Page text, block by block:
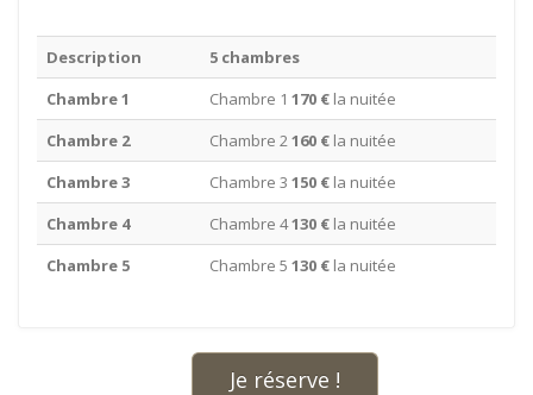
Description
5 chambres
Chambre 1
Chambre 1 170 € la nuitée
Chambre 2
Chambre 2160 € la nuitée
Chambre 3
Chambre 3 150 € la nuitée
Chambre 4
Chambre 4130 € la nuitée
Chambre 5
Chambre 5 130 € la nuitée
Je réserve !